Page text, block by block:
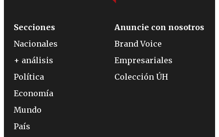
Secciones
Nacionales
+ análisis
Política
Economía
Mundo
País
Anuncie con nosotros
Brand Voice
Empresariales
Colección ÚH